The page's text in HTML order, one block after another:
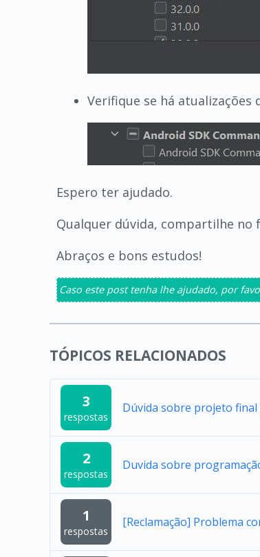
Verifique se há atualizações
Espero ter ajudado.
Qualquer dúvida, compartilhe no
Abraços e bons estudos!
Caso este post tenha lhe ajudado, por
TÓPICOS RELACIONADOS
3
respostas
Dúvida sobre projeto
2
respostas
Duvida sobre
1
respostas
[Reclamação] Problema